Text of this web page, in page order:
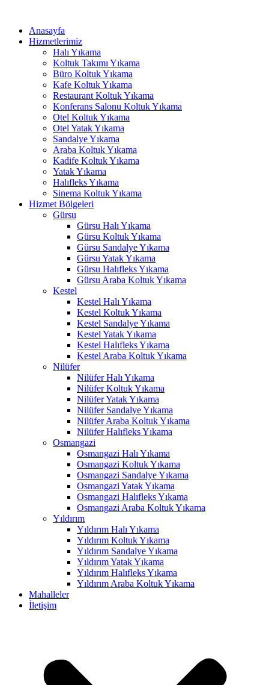
Anasayfa
Hizmetlerimiz
Halı Yıkama
Koltuk Takımı Yıkama
Büro Koltuk Yıkama
Kafe Koltuk Yıkama
Restaurant Koltuk Yıkama
Konferans Salonu Koltuk Yıkama
Otel Koltuk Yıkama
Otel Yatak Yıkama
Sandalye Yıkama
Araba Koltuk Yıkama
Kadife Koltuk Yıkama
Yatak Yıkama
Halıfleks Yıkama
Sinema Koltuk Yıkama
Hizmet Bölgeleri
Gürsu
Gürsu Halı Yıkama
Gürsu Koltuk Yıkama
Gürsu Sandalye Yıkama
Gürsu Yatak Yıkama
Gürsu Halıfleks Yıkama
Gürsu Araba Koltuk Yıkama
Kestel
Kestel Halı Yıkama
Kestel Koltuk Yıkama
Kestel Sandalye Yıkama
Kestel Yatak Yıkama
Kestel Halıfleks Yıkama
Kestel Araba Koltuk Yıkama
Nilüfer
Nilüfer Halı Yıkama
Nilüfer Koltuk Yıkama
Nilüfer Yatak Yıkama
Nilüfer Sandalye Yıkama
Nilüfer Araba Koltuk Yıkama
Nilüfer Halıfleks Yıkama
Osmangazi
Osmangazi Halı Yıkama
Osmangazi Koltuk Yıkama
Osmangazi Sandalye Yıkama
Osmangazi Yatak Yıkama
Osmangazi Halıfleks Yıkama
Osmangazi Araba Koltuk Yıkama
Yıldırım
Yıldırım Halı Yıkama
Yıldırım Koltuk Yıkama
Yıldırım Sandalye Yıkama
Yıldırım Yatak Yıkama
Yıldırım Halıfleks Yıkama
Yıldırım Araba Koltuk Yıkama
Mahalleler
İletişim